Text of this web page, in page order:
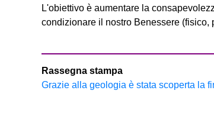
L'obiettivo è aumentare la
condizionare il nostro Benessere (fisico,
Rassegna stampa
Grazie alla geologia è stata scoperta la